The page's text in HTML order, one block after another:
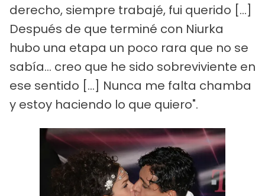
derecho, siempre trabajé, fui querido [...]
Después de que terminé con Niurka
hubo una etapa un poco rara que no se
sabía... creo que he sido sobreviviente en
ese sentido [...] Nunca me falta chamba
y estoy haciendo lo que quiero".